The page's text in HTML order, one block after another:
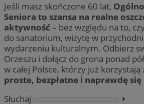
Jeśli masz skończone 60 lat,
Seniora to szansa na realne
aktywność – bez względu na to,
do sanatorium, wizytę w
wydarzeniu kulturalnym. Odbierz
Orzeszu i dołącz do grona ponad
w całej Polsce, którzy już
proste, bezpłatne i naprawdę się
Słuchaj
⏵︎